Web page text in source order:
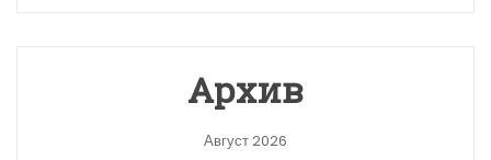
Архив
Август 2026